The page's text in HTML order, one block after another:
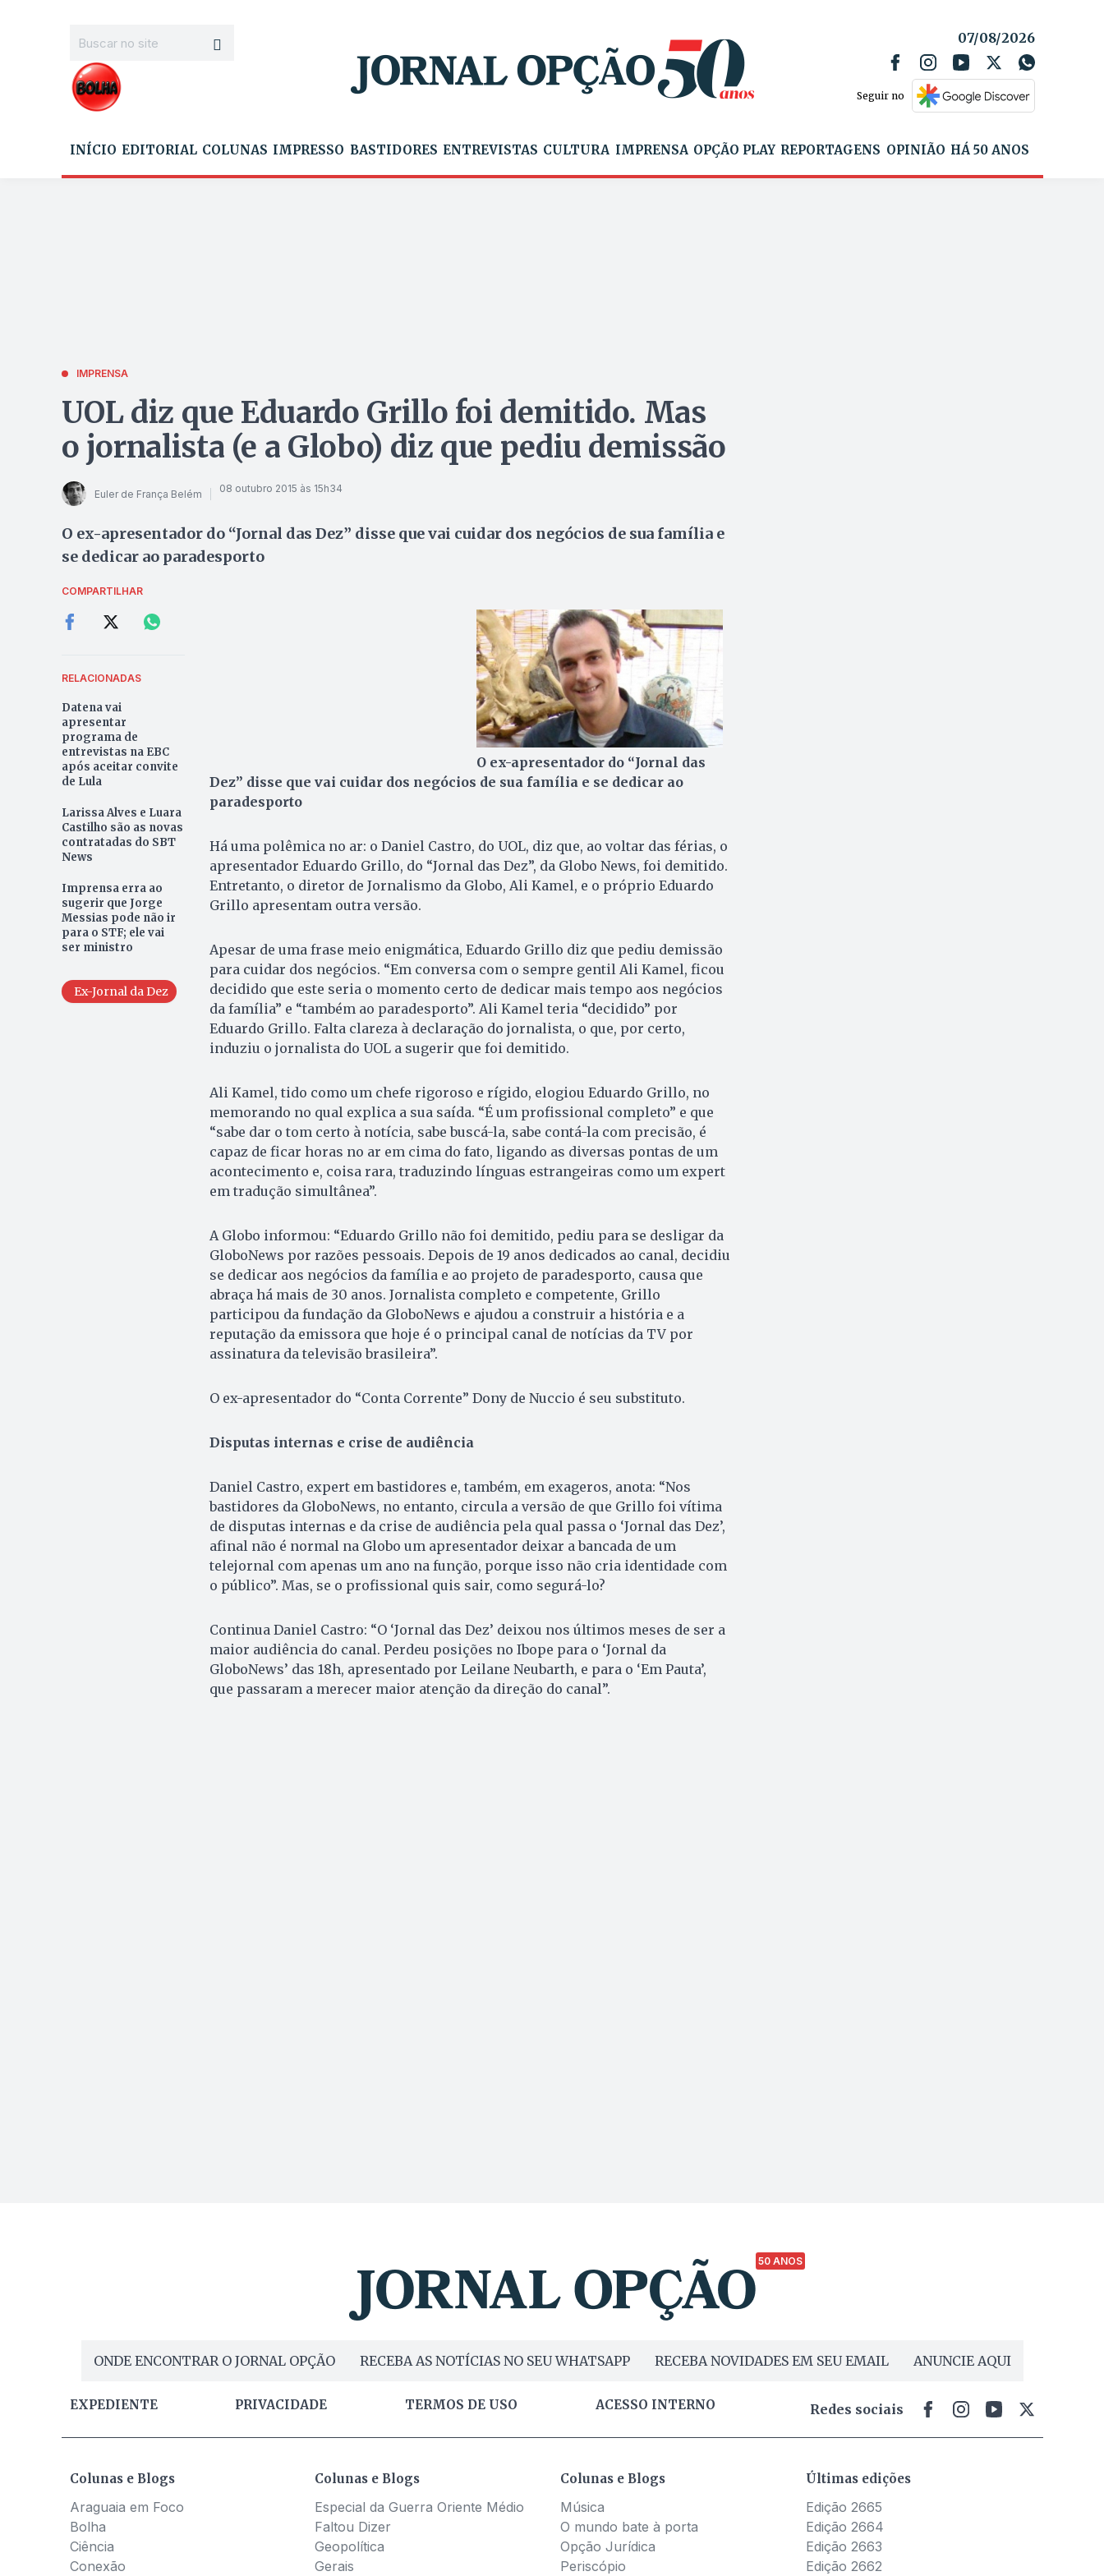
07/08/2026
Seguir no
INÍCIO EDITORIAL COLUNAS IMPRESSO BASTIDORES ENTREVISTAS CULTURA IMPRENSA OPÇÃO PLAY REPORTAGENS OPINIÃO HÁ 50 ANOS
IMPRENSA
UOL diz que Eduardo Grillo foi demitido. Mas
o jornalista (e a Globo) diz que pediu demissão
Euler de França Belém 08 outubro 2015 às 15h34
O ex-apresentador do “Jornal das Dez” disse que vai cuidar dos negócios de sua família e
se dedicar ao paradesporto
COMPARTILHAR
RELACIONADAS
Datena vai
apresentar
programa de
entrevistas na EBC
após aceitar convite
de Lula
Larissa Alves e Luara
Castilho são as novas
contratadas do SBT
News
Imprensa erra ao
sugerir que Jorge
Messias pode não ir
para o STF; ele vai
ser ministro
Ex-Jornal da Dez
O ex-apresentador do “Jornal das
Dez” disse que vai cuidar dos negócios de sua família e se dedicar ao
paradesporto
Há uma polêmica no ar: o Daniel Castro, do UOL, diz que, ao voltar das férias, o
apresentador Eduardo Grillo, do “Jornal das Dez”, da Globo News, foi demitido.
Entretanto, o diretor de Jornalismo da Globo, Ali Kamel, e o próprio Eduardo
Grillo apresentam outra versão.
Apesar de uma frase meio enigmática, Eduardo Grillo diz que pediu demissão
para cuidar dos negócios. “Em conversa com o sempre gentil Ali Kamel, ficou
decidido que este seria o momento certo de dedicar mais tempo aos negócios
da família” e “também ao paradesporto”. Ali Kamel teria “decidido” por
Eduardo Grillo. Falta clareza à declaração do jornalista, o que, por certo,
induziu o jornalista do UOL a sugerir que foi demitido.
Ali Kamel, tido como um chefe rigoroso e rígido, elogiou Eduardo Grillo, no
memorando no qual explica a sua saída. “É um profissional completo” e que
“sabe dar o tom certo à notícia, sabe buscá-la, sabe contá-la com precisão, é
capaz de ficar horas no ar em cima do fato, ligando as diversas pontas de um
acontecimento e, coisa rara, traduzindo línguas estrangeiras como um expert
em tradução simultânea”.
A Globo informou: “Eduardo Grillo não foi demitido, pediu para se desligar da
GloboNews por razões pessoais. Depois de 19 anos dedicados ao canal, decidiu
se dedicar aos negócios da família e ao projeto de paradesporto, causa que
abraça há mais de 30 anos. Jornalista completo e competente, Grillo
participou da fundação da GloboNews e ajudou a construir a história e a
reputação da emissora que hoje é o principal canal de notícias da TV por
assinatura da televisão brasileira”.
O ex-apresentador do “Conta Corrente” Dony de Nuccio é seu substituto.
Disputas internas e crise de audiência
Daniel Castro, expert em bastidores e, também, em exageros, anota: “Nos
bastidores da GloboNews, no entanto, circula a versão de que Grillo foi vítima
de disputas internas e da crise de audiência pela qual passa o ‘Jornal das Dez’,
afinal não é normal na Globo um apresentador deixar a bancada de um
telejornal com apenas um ano na função, porque isso não cria identidade com
o público”. Mas, se o profissional quis sair, como segurá-lo?
Continua Daniel Castro: “O ‘Jornal das Dez’ deixou nos últimos meses de ser a
maior audiência do canal. Perdeu posições no Ibope para o ‘Jornal da
GloboNews’ das 18h, apresentado por Leilane Neubarth, e para o ‘Em Pauta’,
que passaram a merecer maior atenção da direção do canal”.
50 ANOS
ONDE ENCONTRAR O JORNAL OPÇÃO RECEBA AS NOTÍCIAS NO SEU WHATSAPP RECEBA NOVIDADES EM SEU EMAIL ANUNCIE AQUI
EXPEDIENTE PRIVACIDADE TERMOS DE USO ACESSO INTERNO Redes sociais
Colunas e Blogs
Araguaia em Foco
Bolha
Ciência
Conexão
Colunas e Blogs
Especial da Guerra Oriente Médio
Faltou Dizer
Geopolítica
Gerais
Colunas e Blogs
Música
O mundo bate à porta
Opção Jurídica
Periscópio
Últimas edições
Edição 2665
Edição 2664
Edição 2663
Edição 2662